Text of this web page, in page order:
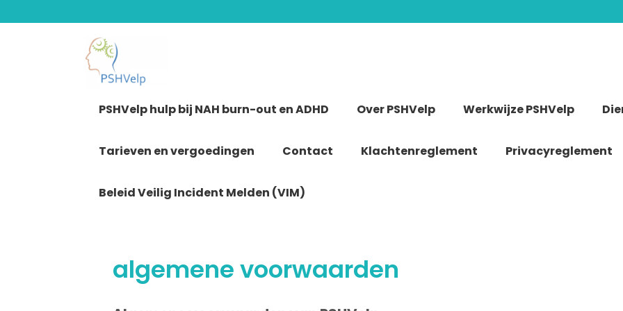
naar
PSHVelp hulp bij NAH burn-out en ADHD Over PSHVelp Werkwijze PSHVelp
Tarieven en vergoedingen Contact Klachtenreglement Privacyreglement
Beleid Veilig Incident Melden (VIM)
algemene voorwaarden